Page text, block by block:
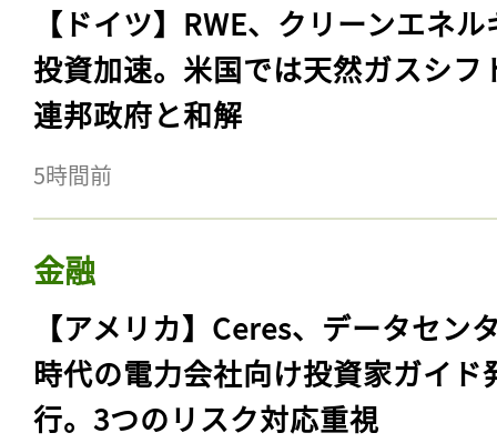
【ドイツ】RWE、クリーンエネ
投資加速。米国では天然ガスシフ
連邦政府と和解
5時間前
金融
【アメリカ】Ceres、データセン
時代の電力会社向け投資家ガイド
行。3つのリスク対応重視